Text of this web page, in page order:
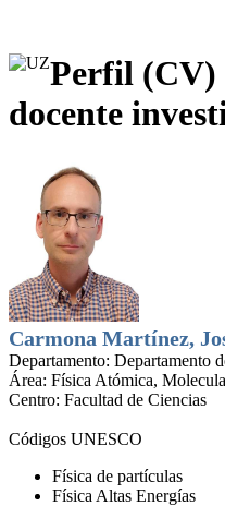
Perfil (CV)
docente
Carmona Martínez,
Departamento: Departamento
Área: Física Atómica,
Centro: Facultad de Ciencias
Códigos UNESCO
Física de partículas
Física Altas Energías